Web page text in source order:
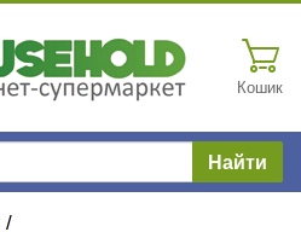
Кошик
Найти